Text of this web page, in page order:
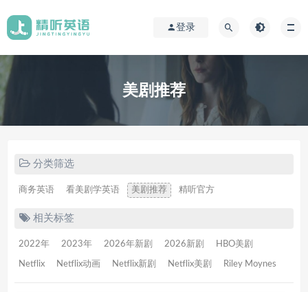
登录
美剧推荐
分类筛选
商务英语 看美剧学英语 美剧推荐 精听官方
相关标签
2022年 2023年 2026年新剧 2026新剧 HBO美剧
Netflix Netflix动画 Netflix新剧 Netflix美剧 Riley Moynes